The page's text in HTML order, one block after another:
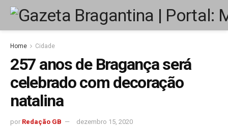
Home Cidade
257 anos de Bragança será
celebrado com decoração
natalina
por Redação GB dezembro 15, 2020